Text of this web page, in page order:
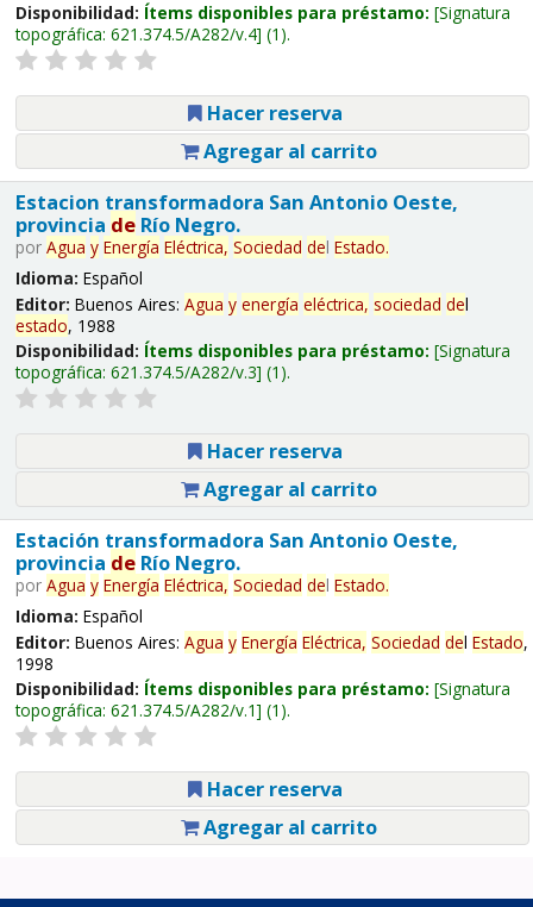
Disponibilidad: Ítems disponibles para préstamo: Signatura
topográfica: 621.374.5/A282/v.4 (1).
Hacer reserva
Agregar al carrito
Estacion transformadora San Antonio Oeste,
provincia deRío Negro.
por Agua y Energía Eléctrica, Sociedad del Estado.
Idioma: Español
Editor: Buenos Aires: Agua y energía eléctrica, sociedad del
estado, 1988
Disponibilidad: Ítems disponibles para préstamo: Signatura
topográfica: 621.374.5/A282/v.3 (1).
Hacer reserva
Agregar al carrito
Estación transformadora San Antonio Oeste,
provincia deRío Negro.
por Agua y Energía Eléctrica, Sociedad del Estado.
Idioma: Español
Editor: Buenos Aires: Agua y Energía Eléctrica, Sociedad del Estado,
1998
Disponibilidad: Ítems disponibles para préstamo: Signatura
topográfica: 621.374.5/A282/v.1 (1).
Hacer reserva
Agregar al carrito